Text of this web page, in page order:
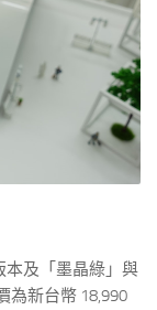
本及「墨晶綠」與
為新台幣 18,990